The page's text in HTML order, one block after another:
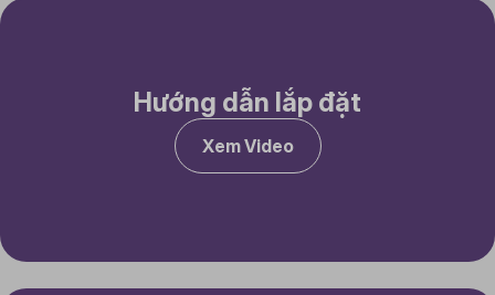
Hướng dẫn lắp đặt
Xem Video